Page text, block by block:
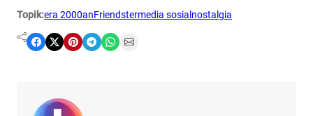
Topik:era 2000anFriendstermedia sosial nostalgia
Share on Facebook Share on X Share on Pinterest Share on Telegram Share on WhatsApp Share on Email